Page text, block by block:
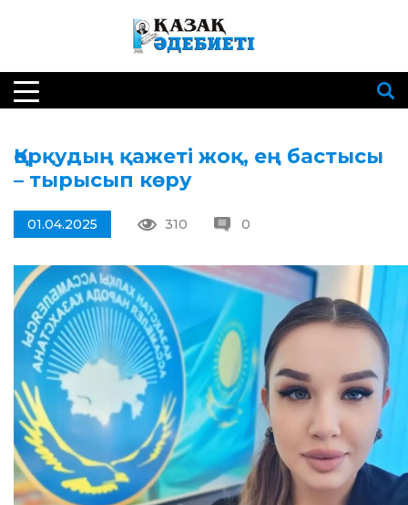
Қорқудың қажеті жоқ, ең бастысы
– тырысып көру
01.04.2025 310 0